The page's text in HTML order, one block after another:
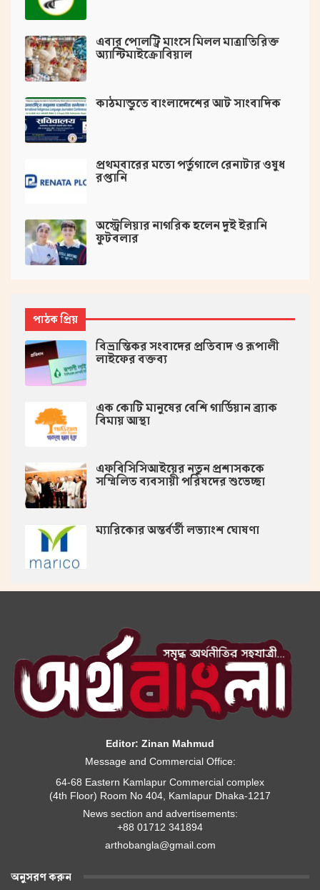
এবার পোলট্রি মাংসে মিলল মাত্রাতিরিক্ত
অ্যান্টিমাইক্রোবিয়াল
কাঠমান্ডুতে বাংলাদেশের আট সাংবাদিক
প্রথমবারের মতো পর্তুগালে রেনাটার ওষুধ
রপ্তানি
অস্ট্রেলিয়ার নাগরিক হলেন দুই ইরানি
ফুটবলার
পাঠক প্রিয়
বিভ্রান্তিকর সংবাদের প্রতিবাদ ও রূপালী
লাইফের বক্তব্য
এক কোটি মানুষের বেশি গার্ডিয়ান ব্র্যাক
বিমায় আস্থা
এফবিসিসিআইয়ের নতুন প্রশাসককে
সম্মিলিত ব্যবসায়ী পরিষদের শুভেচ্ছা
ম্যারিকোর অন্তর্বর্তী লভ্যাংশ ঘোষণা
Editor: Zinan Mahmud
Message and Commercial Office:
64-68 Eastern Kamlapur Commercial complex
(4th Floor) Room No 404, Kamlapur Dhaka-1217
News section and advertisements:
+88 01712 341894
arthobangla@gmail.com
অনুসরণ করুন